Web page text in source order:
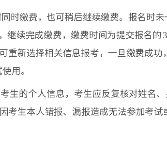
时缴费，也可稍后继续缴费。报名时
继续完成缴费，缴费时间为提交报名的
重新选择相关信息报考，一旦缴费成功
用。
生的个人信息， 考生应反复核对姓名、
考生本人错报、漏报造成无法参加考试